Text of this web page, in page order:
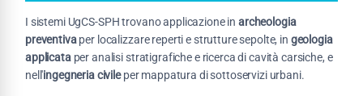
I sistemi UgCS-SPH trovano applicazione in archeologia
preventivaper localizzare reperti e strutture sepolte, in geologia
applicataper analisi stratigrafiche e ricerca di cavità carsiche, e
nell'ingegneria civileper mappatura di sottoservizi urbani.